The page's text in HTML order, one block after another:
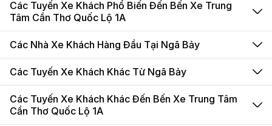
Các Tuyến Xe Khách Phổ Biến Đến Bến Xe Trung
Tâm Cần Thơ Quốc Lộ 1A
Các Nhà Xe Khách Hàng Đầu Tại Ngã Bảy
Các Tuyến Xe Khách Khác Từ Ngã Bảy
Các Tuyến Xe Khách Khác Đến Bến Xe Trung Tâm
Cần Thơ Quốc Lộ 1A